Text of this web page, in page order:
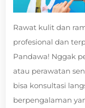
Rawat kulit dan
profesional dan
Pandawa! Nggak
atau perawatan
bisa konsultasi
berpengalaman